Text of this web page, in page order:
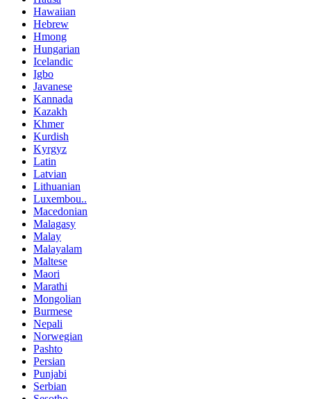
Hawaiian
Hebrew
Hmong
Hungarian
Icelandic
Igbo
Javanese
Kannada
Kazakh
Khmer
Kurdish
Kyrgyz
Latin
Latvian
Lithuanian
Luxembou..
Macedonian
Malagasy
Malay
Malayalam
Maltese
Maori
Marathi
Mongolian
Burmese
Nepali
Norwegian
Pashto
Persian
Punjabi
Serbian